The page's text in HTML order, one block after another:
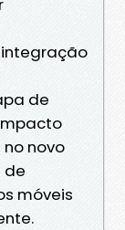
de
novo
de
móveis